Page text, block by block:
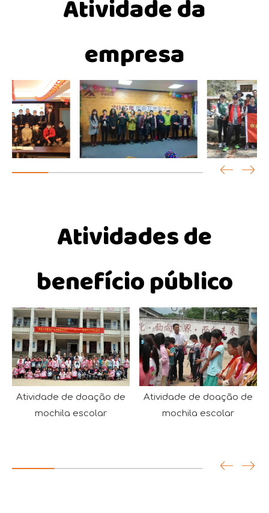
Atividade da
empresa
Atividades de
benefício público
Atividade de doação de
mochila escolar
Assistência à construção
da área montanhosa da